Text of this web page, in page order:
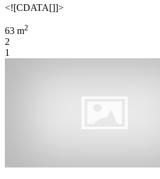
<![CDATA[]]>
63 m2
2
1